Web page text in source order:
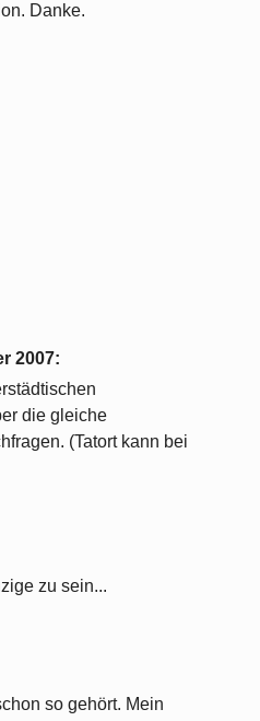
Danke.
2007:
die gleiche
(Tatort kann bei
zu sein...
so gehört. Mein